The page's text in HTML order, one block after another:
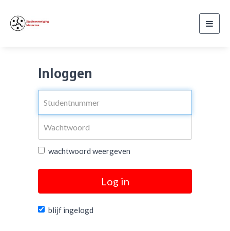
Inloggen
wachtwoord weergeven
Log in
blijf ingelogd